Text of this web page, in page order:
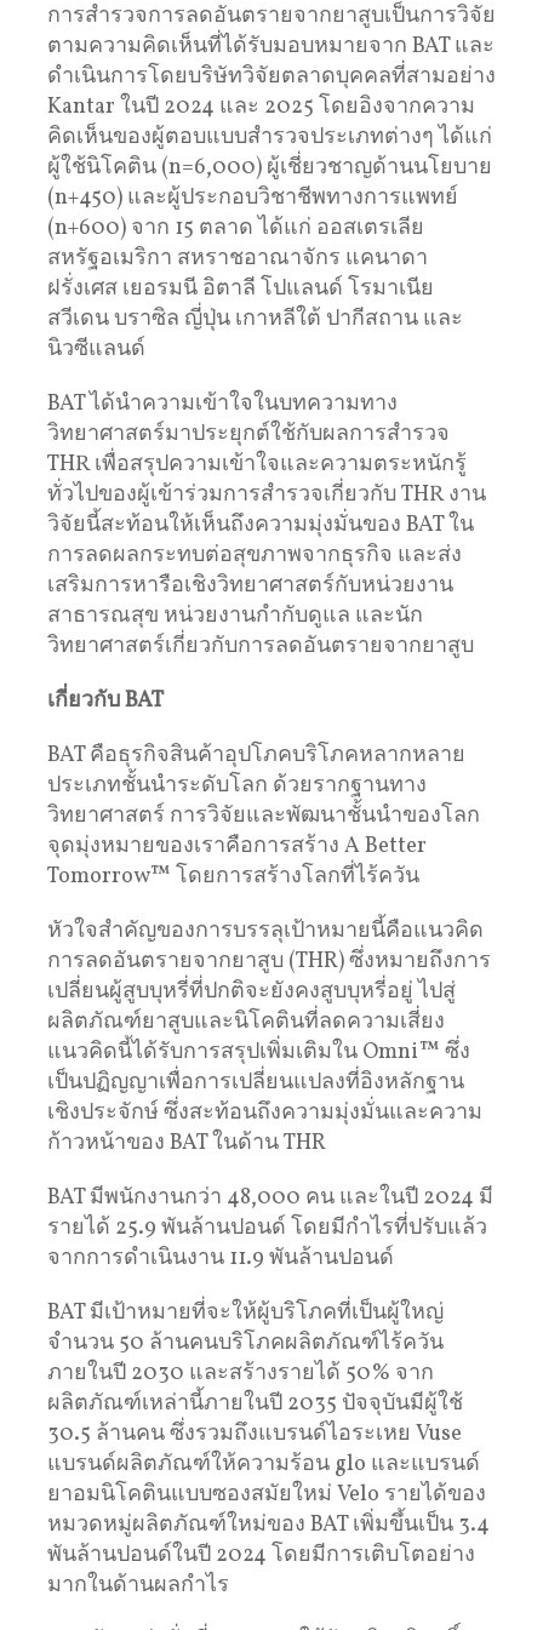
การสำรวจการลดอันตรายจากยาสูบเป็นการวิจัย
ตามความคิดเห็นที่ได้รับมอบหมายจาก BAT และ
ดำเนินการโดยบริษัทวิจัยตลาดบุคคลที่สามอย่าง
Kantar ในปี 2024 และ 2025 โดยอิงจากความ
คิดเห็นของผู้ตอบแบบสำรวจประเภทต่างๆ ได้แก่
ผู้ใช้นิโคติน (n=6,000) ผู้เชี่ยวชาญด้านนโยบาย
(n+450) และผู้ประกอบวิชาชีพทางการแพทย์
(n+600) จาก 15 ตลาด ได้แก่ ออสเตรเลีย
สหรัฐอเมริกา สหราชอาณาจักร แคนาดา
ฝรั่งเศส เยอรมนี อิตาลี โปแลนด์ โรมาเนีย
สวีเดน บราซิล ญี่ปุ่น เกาหลีใต้ ปากีสถาน และ
นิวซีแลนด์
BAT ได้นำความเข้าใจในบทความทาง
วิทยาศาสตร์มาประยุกต์ใช้กับผลการสำรวจ
THR เพื่อสรุปความเข้าใจและความตระหนักรู้
ทั่วไปของผู้เข้าร่วมการสำรวจเกี่ยวกับ THR งาน
วิจัยนี้สะท้อนให้เห็นถึงความมุ่งมั่นของ BAT ใน
การลดผลกระทบต่อสุขภาพจากธุรกิจ และส่ง
เสริมการหารือเชิงวิทยาศาสตร์กับหน่วยงาน
สาธารณสุข หน่วยงานกำกับดูแล และนัก
วิทยาศาสตร์เกี่ยวกับการลดอันตรายจากยาสูบ
เกี่ยวกับBAT
BAT คือธุรกิจสินค้าอุปโภคบริโภคหลากหลาย
ประเภทชั้นนำระดับโลก ด้วยรากฐานทาง
วิทยาศาสตร์ การวิจัยและพัฒนาชั้นนำของโลก
จุดมุ่งหมายของเราคือการสร้าง A Better
Tomorrow™ โดยการสร้างโลกที่ไร้ควัน
หัวใจสำคัญของการบรรลุเป้าหมายนี้คือแนวคิด
การลดอันตรายจากยาสูบ (THR) ซึ่งหมายถึงการ
เปลี่ยนผู้สูบบุหรี่ที่ปกติจะยังคงสูบบุหรี่อยู่ ไปสู่
ผลิตภัณฑ์ยาสูบและนิโคตินที่ลดความเสี่ยง
แนวคิดนี้ได้รับการสรุปเพิ่มเติมใน Omni™ ซึ่ง
เป็นปฏิญญาเพื่อการเปลี่ยนแปลงที่อิงหลักฐาน
เชิงประจักษ์ ซึ่งสะท้อนถึงความมุ่งมั่นและความ
ก้าวหน้าของ BAT ในด้าน THR
BAT มีพนักงานกว่า 48,000 คน และในปี 2024 มี
รายได้ 25.9 พันล้านปอนด์ โดยมีกำไรที่ปรับแล้ว
จากการดำเนินงาน 11.9 พันล้านปอนด์
BAT มีเป้าหมายที่จะให้ผู้บริโภคที่เป็นผู้ใหญ่
จำนวน 50 ล้านคนบริโภคผลิตภัณฑ์ไร้ควัน
ภายในปี 2030 และสร้างรายได้ 50% จาก
ผลิตภัณฑ์เหล่านี้ภายในปี 2035 ปัจจุบันมีผู้ใช้
30.5 ล้านคน ซึ่งรวมถึงแบรนด์ไอระเหย Vuse
แบรนด์ผลิตภัณฑ์ให้ความร้อน glo และแบรนด์
ยาอมนิโคตินแบบซองสมัยใหม่ Velo รายได้ของ
หมวดหมู่ผลิตภัณฑ์ใหม่ของ BAT เพิ่มขึ้นเป็น 3.4
พันล้านปอนด์ในปี 2024 โดยมีการเติบโตอย่าง
มากในด้านผลกำไร